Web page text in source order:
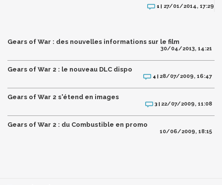
1 | 27/01/2014, 17:29
Gears of War : des nouvelles informations sur le film
30/04/2013, 14:21
Gears of War 2 : le nouveau DLC dispo
4 | 28/07/2009, 16:47
Gears of War 2 s'étend en images
3 | 22/07/2009, 11:08
Gears of War 2 : du Combustible en promo
10/06/2009, 18:15